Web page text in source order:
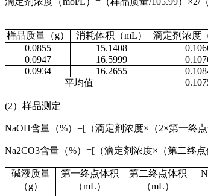
样品质量（g） 消耗体积（mL）
滴定剂浓度
0.0855
15.1408
0.0947
16.5999
0.0934
16.2655
平均值
(2）样品测定
NaOH含量（%）=[（滴定剂浓度×（2×第一终
Na2CO3含量（%）=[（滴定剂浓度×（第二终
碱液质量
（g）
第一终点体积
（mL）
第二终点体积
（mL）